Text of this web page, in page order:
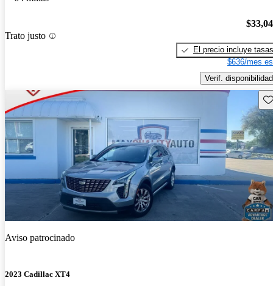
Trato justo
El precio incluye tasas
$636/mes
Verif. disponibilidad
Aviso patrocinado
2023 Cadillac XT4